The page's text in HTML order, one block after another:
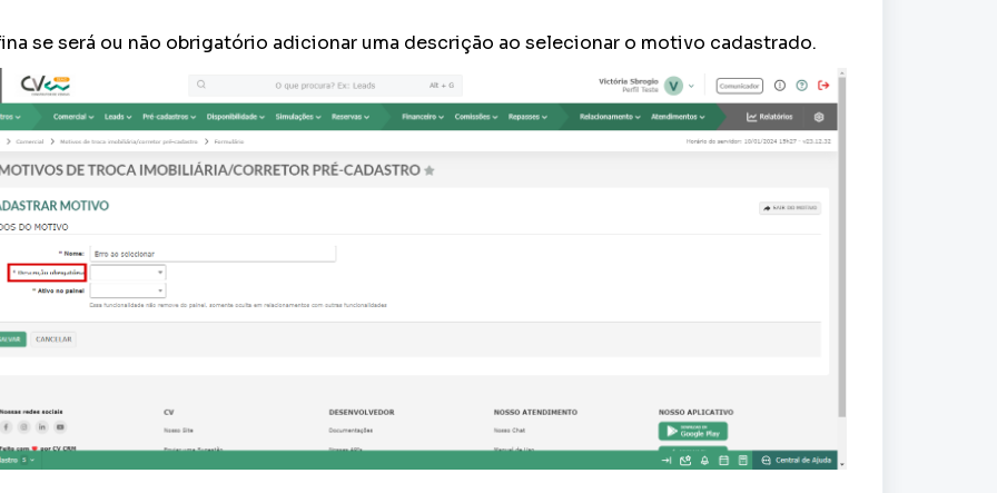
se será ou não obrigatório adicionar uma descrição ao selecionar o motivo cadastrado.